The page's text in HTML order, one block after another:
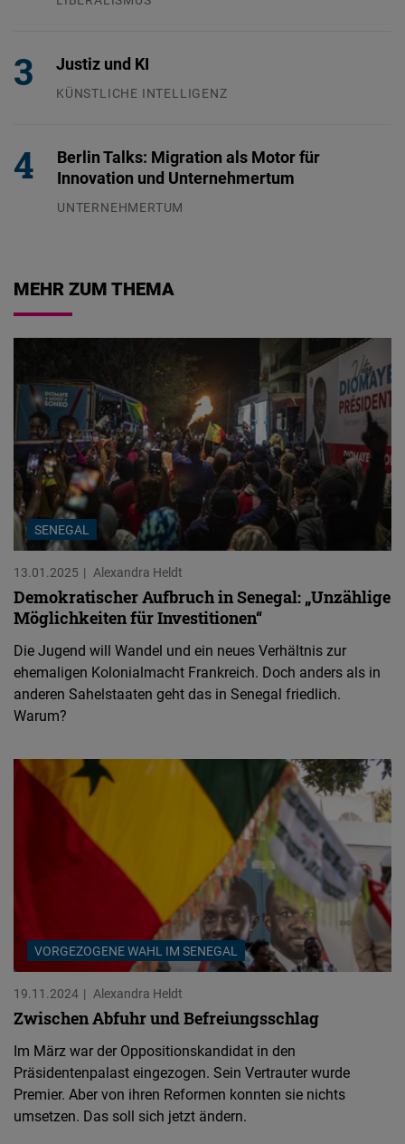
Justiz und KI
KÜNSTLICHE INTELLIGENZ
Berlin Talks: Migration als Motor für
Innovation und Unternehmertum
UNTERNEHMERTUM
MEHR ZUM THEMA
SENEGAL
13.01.2025 Alexandra Heldt
Demokratischer Aufbruch in Senegal: „Unzählige
Möglichkeiten für Investitionen“
Die Jugend will Wandel und ein neues Verhältnis zur
ehemaligen Kolonialmacht Frankreich. Doch anders als in
anderen Sahelstaaten geht das in Senegal friedlich.
Warum?
VORGEZOGENE WAHL IM SENEGAL
19.11.2024 Alexandra Heldt
Zwischen Abfuhr und Befreiungsschlag
Im März war der Oppositionskandidat in den
Präsidentenpalast eingezogen. Sein Vertrauter wurde
Premier. Aber von ihren Reformen konnten sie nichts
umsetzen. Das soll sich jetzt ändern.